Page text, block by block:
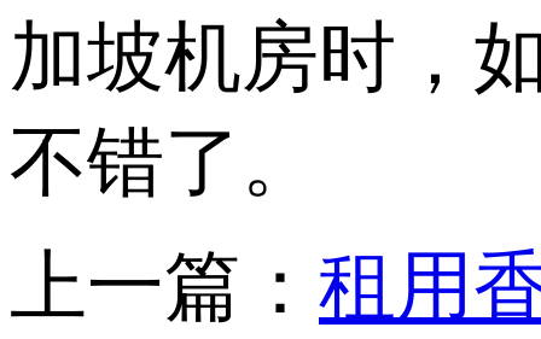
加坡机房时，
不错了。
上一篇： 租用